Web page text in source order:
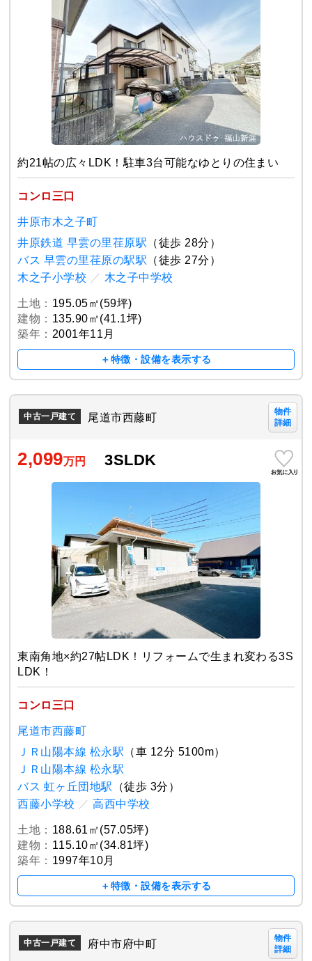
約21帖の広々LDK！駐車3台可能なゆとりの住まい
コンロ三口
井原市木之子町
井原鉄道 早雲の里荏原駅 （徒歩 28分）
バス 早雲の里荏原の駅駅 （徒歩 27分）
木之子小学校 ／ 木之子中学校
土地： 195.05㎡(59坪)
建物： 135.90㎡(41.1坪)
築年： 2001年11月
＋特徴・設備を表示する
中古一戸建て 尾道市西藤町
物件
詳細
2,099万円 3SLDK
東南角地×約27帖LDK！リフォームで生まれ変わる3S
LDK！
コンロ三口
尾道市西藤町
ＪＲ山陽本線 松永駅 （車 12分 5100m）
ＪＲ山陽本線 松永駅
バス 虹ヶ丘団地駅
（徒歩 3分）
西藤小学校 ／ 高西中学校
土地： 188.61㎡(57.05坪)
建物： 115.10㎡(34.81坪)
築年： 1997年10月
＋特徴・設備を表示する
中古一戸建て 府中市府中町
物件
詳細